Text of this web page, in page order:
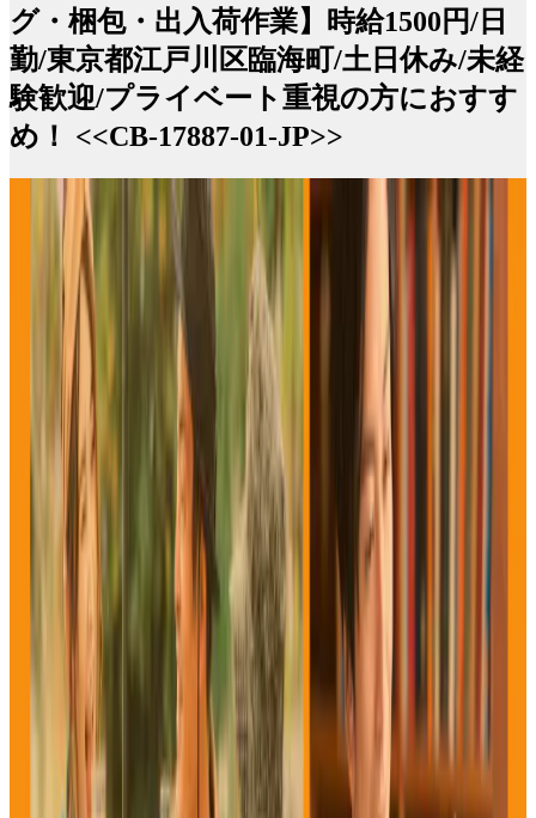
グ・梱包・出入荷作業】時給1500円/日
勤/東京都江戸川区臨海町/土日休み/未経
験歓迎/プライベート重視の方におすす
め！ <<CB-17887-01-JP>>